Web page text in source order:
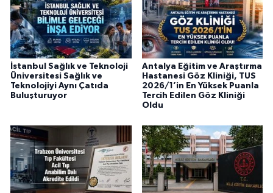
İstanbul Sağlık ve Teknoloji
Üniversitesi Sağlık ve
Teknolojiyi Aynı Çatıda
Buluşturuyor
Antalya Eğitim ve Araştırma
Hastanesi Göz Kliniği, TUS
2026/1’in En Yüksek Puanla
Tercih Edilen Göz Kliniği
Oldu